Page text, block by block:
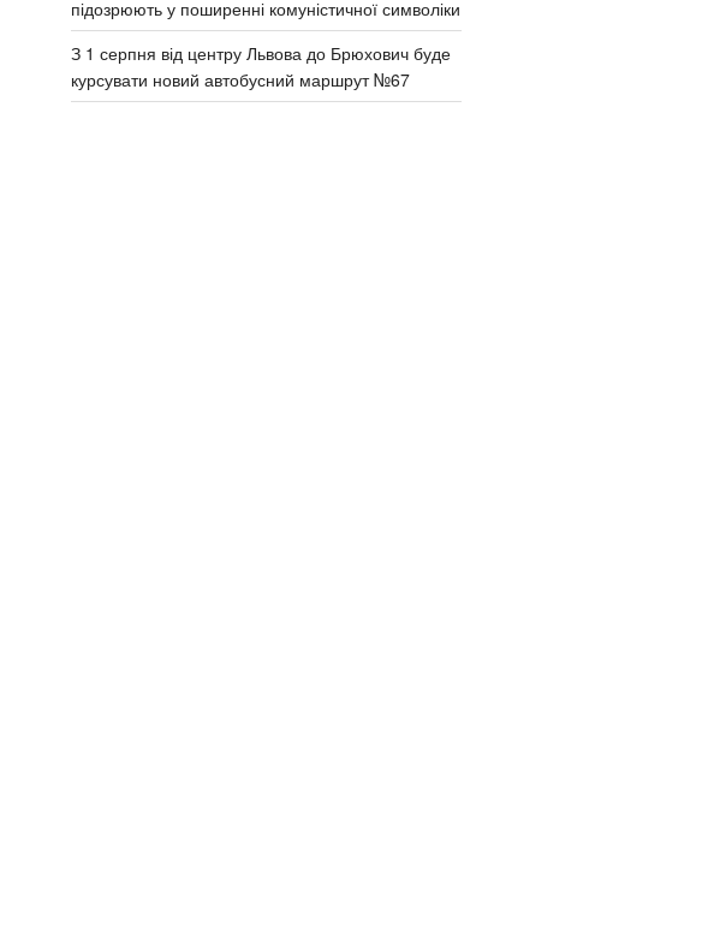
підозрюють у поширенні комуністичної символіки
З 1 серпня від центру Львова до Брюхович буде
курсувати новий автобусний маршрут №67